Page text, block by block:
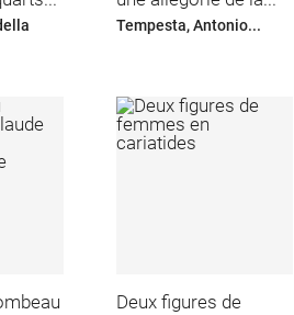
Tempesta, Antonio...
Deux figures de